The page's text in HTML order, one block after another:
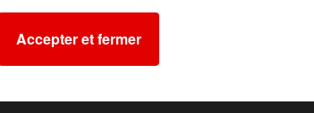
Accepter et fermer